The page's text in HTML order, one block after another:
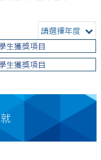
請選擇年度
生獲獎項目
生獲獎項目